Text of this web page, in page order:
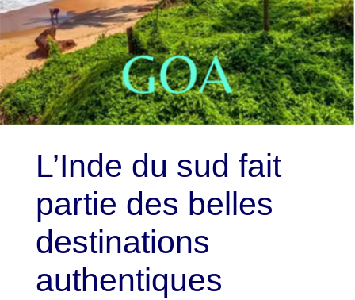
L’Inde du sud fait
partie des belles
destinations
authentiques